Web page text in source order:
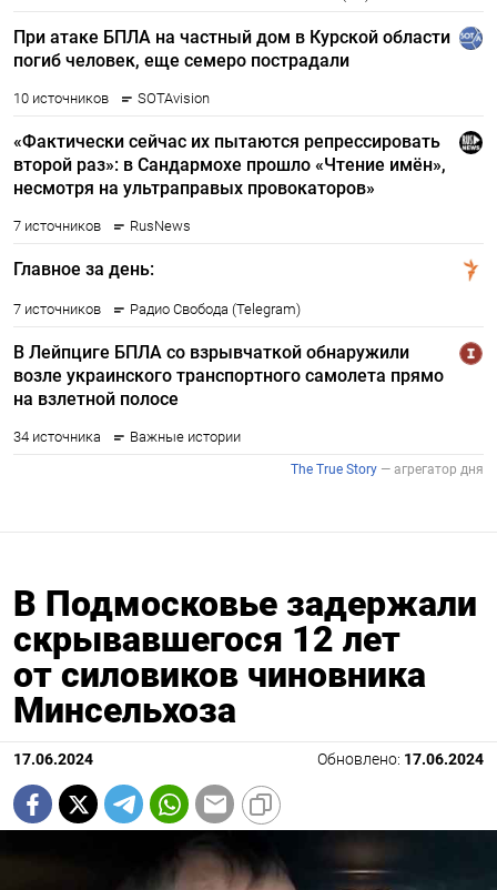
В Подмосковье задержали
скрывавшегося 12 лет
от силовиков чиновника
Минсельхоза
17.06.2024 Обновлено: 17.06.2024